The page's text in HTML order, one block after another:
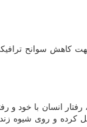
كاهش سوانح
انسان با خود و
و روی شیوه